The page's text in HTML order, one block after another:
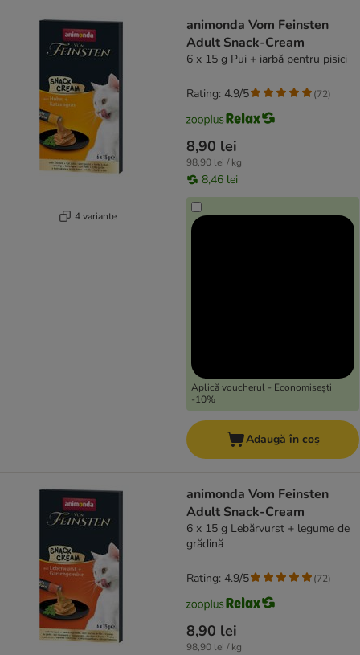
4 variante
animonda Vom Feinsten
Adult Snack-Cream
6 x 15 g Pui + iarbă pentru pisici
8,90 lei
98,90 lei / kg
8,46 lei
Aplică voucherul - Economisești
-10%
Rating: 4.9/5 (72)
Adaugă în coș
animonda Vom Feinsten
Adult Snack-Cream
6 x 15 g Lebărvurst + legume de
grădină
8,90 lei
98,90 lei / kg
Rating: 4.9/5 (72)